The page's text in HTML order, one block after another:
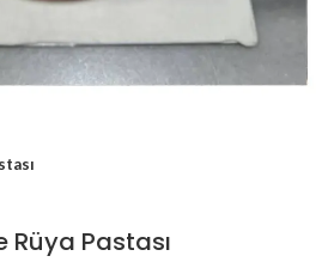
Rüya Pastası